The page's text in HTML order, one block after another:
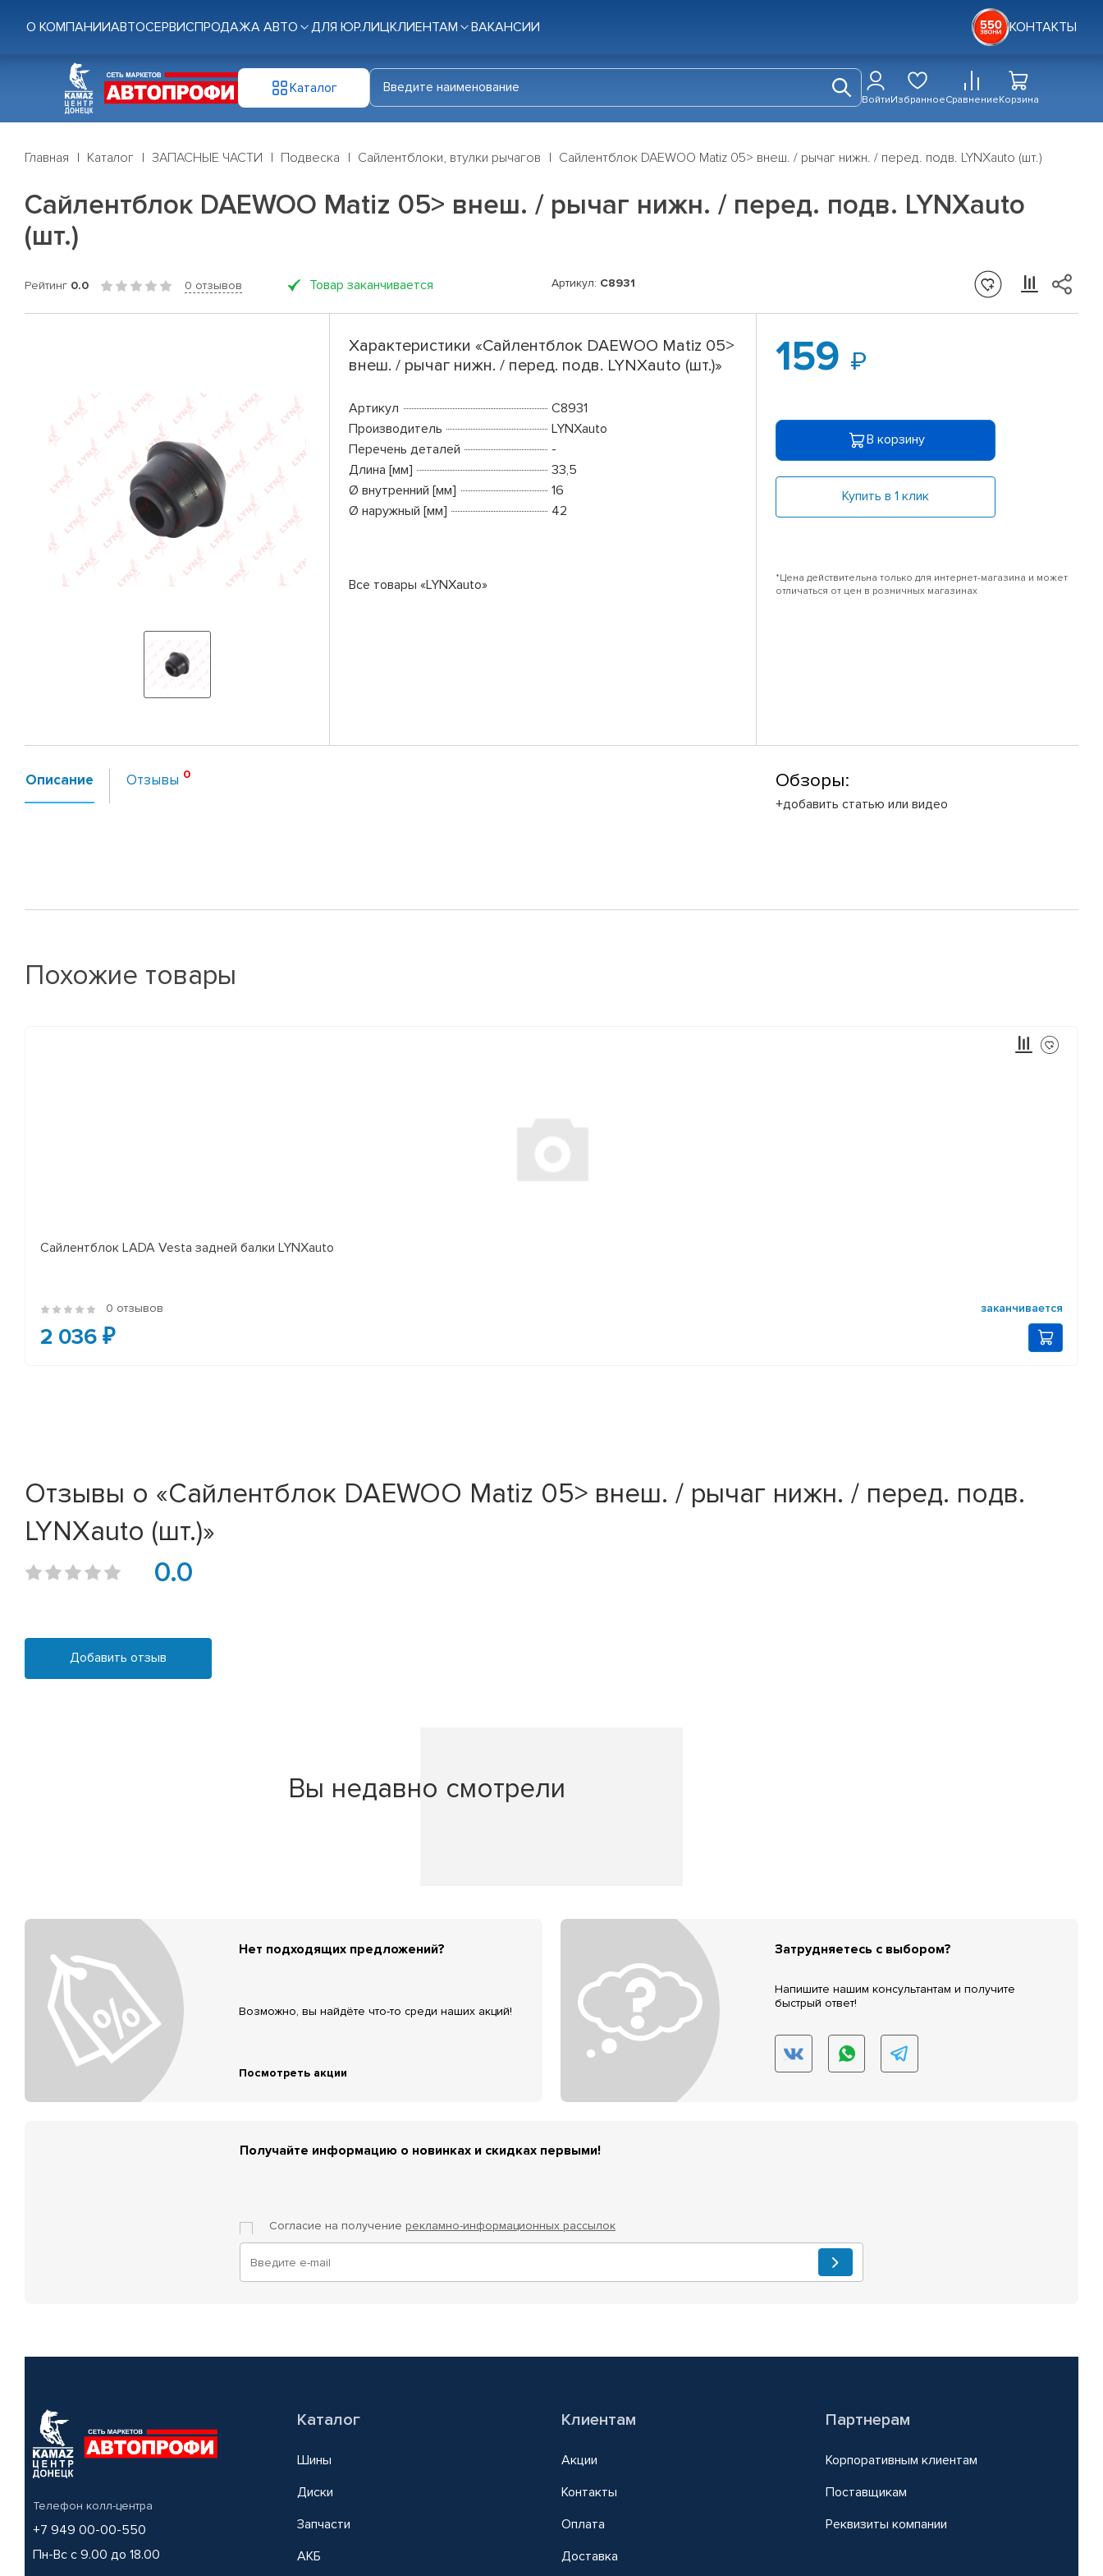
О КОМПАНИИАВТОСЕРВИСПРОДАЖА АВТО ДЛЯ ЮР.ЛИЦКЛИЕНТАМ ВАКАНСИИ КОНТАКТЫ
Каталог
ВойтиИзбранноеСравнениеКорзина
Главная Каталог ЗАПАСНЫЕ ЧАСТИ Подвеска Сайлентблоки, втулки рычагов Сайлентблок DAEWOO Matiz 05> внеш. / рычаг нижн. / перед. подв. LYNXauto (шт.)
Сайлентблок DAEWOO Matiz 05> внеш. / рычаг нижн. / перед. подв. LYNXauto
(шт.)
Рейтинг 0.0 0 отзывов Товар заканчивается Артикул: C8931
Характеристики «Сайлентблок DAEWOO Matiz 05>
внеш. / рычаг нижн. / перед. подв. LYNXauto (шт.)»
Артикул
C8931
Производитель
LYNXauto
Перечень деталей
-
Длина [мм]
33,5
Ø внутренний [мм]
16
Ø наружный [мм]
42
Все товары «LYNXauto»
159
В корзину
Купить в 1 клик
*Цена действительна только для интернет-магазина и может
отличаться от цен в розничных магазинах
Описание Отзывы Обзоры:
+добавить статью или видео
Похожие товары
Сайлентблок LADA Vesta задней балки LYNXauto
0 отзывов заканчивается
2 036 ₽
Отзывы о «Сайлентблок DAEWOO Matiz 05> внеш. / рычаг нижн. / перед. подв.
LYNXauto (шт.)»
0.0
Добавить отзыв
Вы недавно смотрели
Нет подходящих предложений?
Возможно, вы найдёте что-то среди наших акций!
Посмотреть акции
Затрудняетесь с выбором?
Напишите нашим консультантам и получите
быстрый ответ!
Получайте информацию о новинках и скидках первыми!
Согласие на получение рекламно-информационных рассылок
Телефон колл-центра
+7 949 00-00-550
Пн-Вс с 9.00 до 18.00
Каталог
Шины
Диски
Запчасти
АКБ
Клиентам
Акции
Контакты
Оплата
Доставка
Партнерам
Корпоративным клиентам
Поставщикам
Реквизиты компании